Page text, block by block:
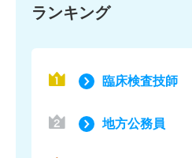
ランキング
臨床検査技師
地方公務員